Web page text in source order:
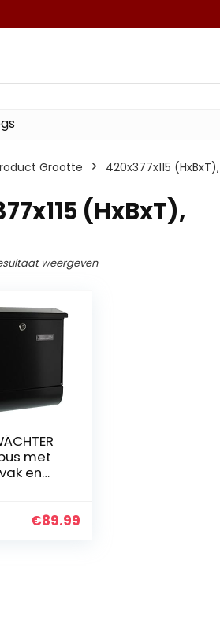
Grootte ‎420x377x115 (HxBxT),
(HxBxT),
weergeven
met
en
€89.99